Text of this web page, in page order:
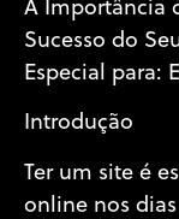
A Importância
Sucesso do
Especial para:
Introdução
Ter um site é
online nos